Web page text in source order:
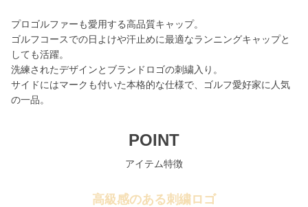
プロゴルファーも愛用する高品質キャップ。
ゴルフコースでの日よけや汗止めに最適なランニングキャップと
しても活躍。
洗練されたデザインとブランドロゴの刺繍入り。
サイドにはマークも付いた本格的な仕様で、ゴルフ愛好家に人気
の一品。
POINT
アイテム特徴
高級感のある刺繍ロゴ